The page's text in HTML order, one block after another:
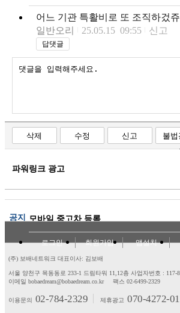
어느 기관 특활비로 또 조직하겄쥬
일반오리
25.05.15 09:55 신고
답댓글
삭제 수정 신고
불법
파워링크 광고
공지 모바일 중고차 등록
로그인 회원가입 앱설치
(주) 보배네트워크 대표이사: 김보배
서울 양천구 목동동로 233-1 드림타워 11,12층 사업자번호 : 117-
이메일 bobaedream@bobaedream.co.kr
팩스 02-6499-2329
이용문의 02-784-2329 제휴광고 070-4272-